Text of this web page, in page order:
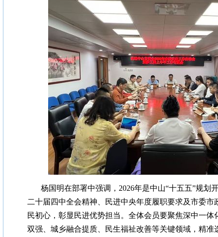
杨国明在部署中强调，2026年是中山“十五五”规划
二十届四中全会精神、民进中央年度履职要求及市委市
民初心，彰显民进优势担当。全体会员要聚焦深中一体
双强、城乡融合提质、民生福祉改善等关键领域，精准